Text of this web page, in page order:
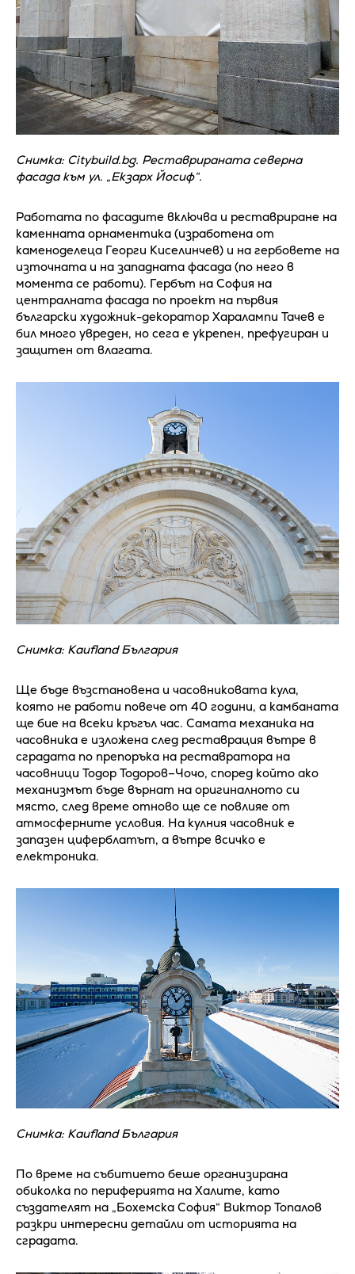
Снимка: Citybuild.bg. Реставрираната северна
фасада към ул. „Екзарх Йосиф“.
Работата по фасадите включва и реставриране на
каменната орнаментика (изработена от
каменоделеца Георги Киселинчев) и на гербовете на
източната и на западната фасада (по него в
момента се работи). Гербът на София на
централната фасада по проект на първия
български художник-декоратор Харалампи Тачев е
бил много увреден, но сега е укрепен, префугиран и
защитен от влагата.
Снимка: Kaufland България
Ще бъде възстановена и часовниковата кула,
която не работи повече от 40 години, а камбаната
ще бие на всеки кръгъл час. Самата механика на
часовника е изложена след реставрация вътре в
сградата по препоръка на реставратора на
часовници Тодор Тодоров–Чочо, според който ако
механизмът бъде върнат на оригиналното си
място, след време отново ще се повлияе от
атмосферните условия. На кулния часовник е
запазен циферблатът, а вътре всичко е
електроника.
Снимка: Kaufland България
По време на събитието беше организирана
обиколка по периферията на Халите, като
създателят на „Бохемска София“ Виктор Топалов
разкри интересни детайли от историята на
сградата.